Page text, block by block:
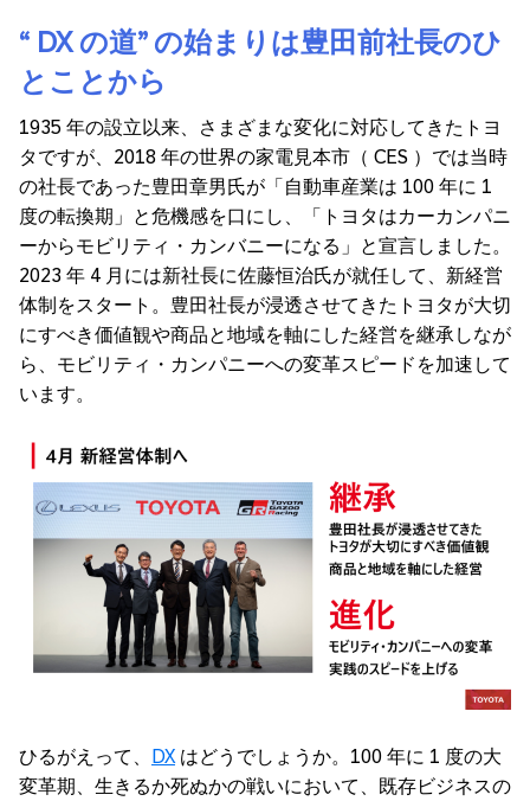
“ DX の道” の始まりは豊田前社長のひ
とことから
1935 年の設立以来、さまざまな変化に対応してきたトヨ
タですが、2018 年の世界の家電見本市（ CES ）では当時
の社長であった豊田章男氏が「自動車産業は 100 年に 1
度の転換期」と危機感を口にし、「トヨタはカーカンパニ
ーからモビリティ・カンバニーになる」と宣言しました。
2023 年 4 月には新社長に佐藤恒治氏が就任して、新経営
体制をスタート。豊田社長が浸透させてきたトヨタが大切
にすべき価値観や商品と地域を軸にした経営を継承しなが
ら、モビリティ・カンパニーへの変革スピードを加速して
います。
ひるがえって、 DX はどうでしょうか。100 年に 1 度の大
変革期、生きるか死ぬかの戦いにおいて、既存ビジネスの